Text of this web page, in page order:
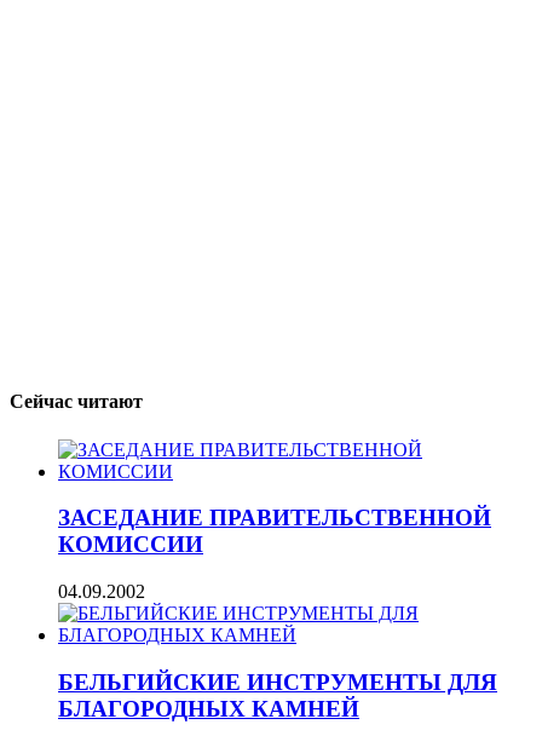
Сейчас читают
ЗАСЕДАНИЕ ПРАВИТЕЛЬСТВЕННОЙ
КОМИССИИ
04.09.2002
БЕЛЬГИЙСКИЕ ИНСТРУМЕНТЫ ДЛЯ
БЛАГОРОДНЫХ КАМНЕЙ